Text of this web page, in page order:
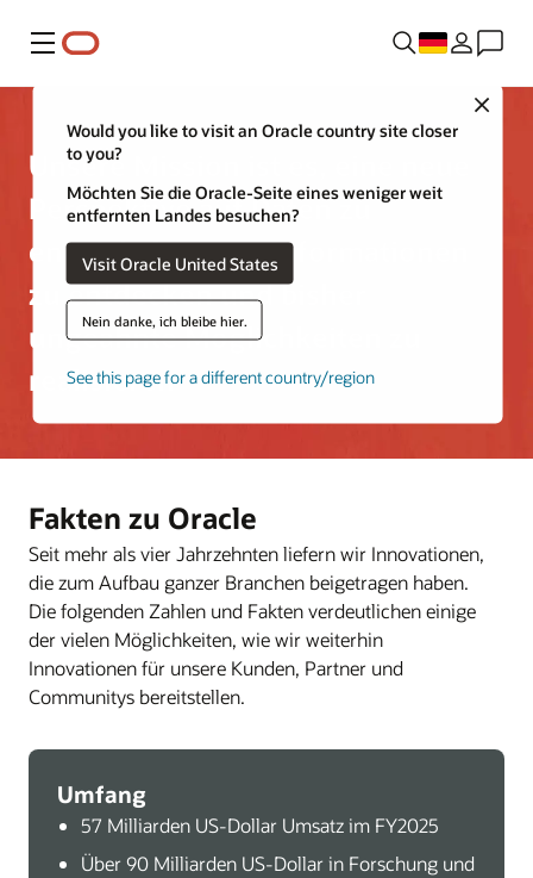
Menü
Close
Would you like to visit an Oracle country site closer
to you?
Möchten Sie die Oracle-Seite eines weniger weit
entfernten Landes besuchen?
Visit Oracle United States
Nein danke, ich bleibe hier.
See this page for a different country/region
Unsere Mission ist es, eine neue
Perspektive auf Daten zu
entwickeln, neue Informationen
zu entdecken und bisher
ungeahnte Möglichkeiten zu
realisieren
Fakten zu Oracle
Seit mehr als vier Jahrzehnten liefern wir Innovationen,
die zum Aufbau ganzer Branchen beigetragen haben.
Die folgenden Zahlen und Fakten verdeutlichen einige
der vielen Möglichkeiten, wie wir weiterhin
Innovationen für unsere Kunden, Partner und
Communitys bereitstellen.
Umfang
57 Milliarden US-Dollar Umsatz im FY2025
Über 90 Milliarden US-Dollar in Forschung und